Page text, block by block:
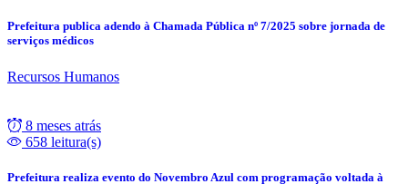
Prefeitura publica adendo à Chamada Pública nº 7/2025 sobre jornada de
serviços médicos
Recursos Humanos
8 meses atrás
658 leitura(s)
Prefeitura realiza evento do Novembro Azul com programação voltada à